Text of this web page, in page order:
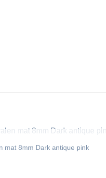
UITVERKOCHT
mat 8mm Dark antique pink